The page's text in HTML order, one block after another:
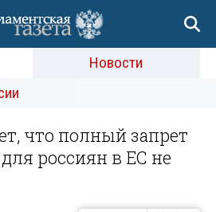
Новости
что полный запрет
россиян в ЕС не